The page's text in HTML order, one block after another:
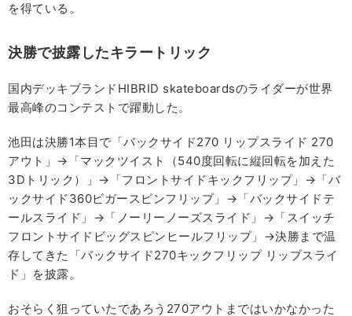
を得ている。
決勝で披露したキラートリック
国内デッキブランドHIBRID skateboardsのライダーが世界
最高峰のコンテストで躍動した。
池田は決勝1本目で「バックサイド270 リップスライド 270
アウト」→「マックツイスト（540度回転に縦回転を加えた
3Dトリック）」→「フロントサイドキックフリップ」→「バ
ックサイド360ビガースピンフリップ」→「バックサイドテ
ールスライド」→「ノーリーノーズスライド」→「スイッチ
フロントサイドビッグスピンヒールフリップ」→決勝まで温
存してきた「バックサイド270キックフリップ リップスライ
ド」を披露。
おそらく狙っていたであろう270アウトまではいかなかった